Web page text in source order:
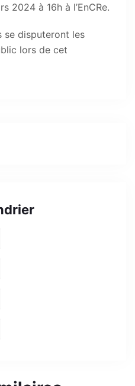
2024 à 16h à l’EnCRe.
se disputeront les
lors de cet